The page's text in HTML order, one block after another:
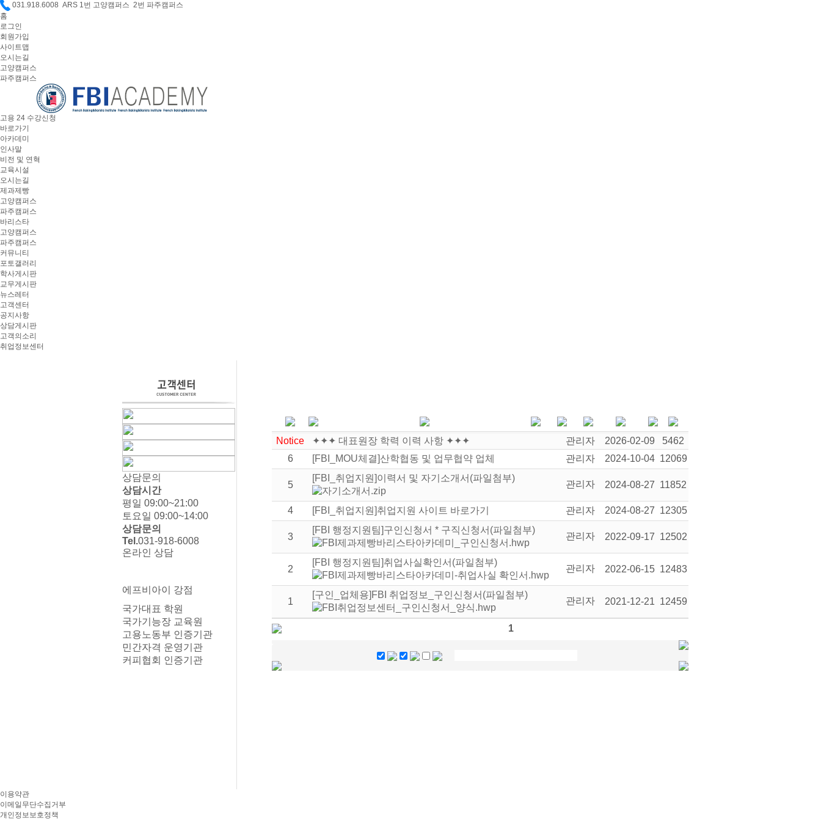
031.918.6008 ARS 1번 고양캠퍼스 2번 파주캠퍼스
홈
로그인
회원가입
사이트맵
오시는길
고양캠퍼스
파주캠퍼스
고용 24 수강신청
바로가기
아카데미
인사말
비전 및 연혁
교육시설
오시는길
제과제빵
고양캠퍼스
파주캠퍼스
바리스타
고양캠퍼스
파주캠퍼스
커뮤니티
포토갤러리
학사게시판
교무게시판
뉴스레터
고객센터
공지사항
상담게시판
고객의소리
취업정보센터
상담문의
상담시간
평일 09:00~21:00
토요일 09:00~14:00
상담문의
Tel.031-918-6008
온라인 상담
에프비아이 강점
국가대표 학원
국가기능장 교육원
고용노동부 인증기관
민간자격 운영기관
커피협회 인증기관
Notice ✦✦✦ 대표원장 학력 이력 사항 ✦✦✦ 관리자 2026-02-09
5462
6
[FBI_MOU체결]산학협동 및 업무협약 업체 관리자 2024-10-04 12069
5
[FBI_취업지원]이력서 및 자기소개서(파일첨부)️
관리자 2024-08-27 11852
4 [FBI_취업지원]취업지원 사이트 바로가기 관리자 2024-08-27 12305
3
[FBI 행정지원팀]구인신청서 * 구직신청서(파일첨부)
관리자 2022-09-17 12502
2
[FBI 행정지원팀]취업사실확인서(파일첨부)
관리자 2022-06-15 12483
1
[구인_업체용]FBI 취업정보_구인신청서(파일첨부)
관리자 2021-12-21 12459
1
이용약관
이메일무단수집거부
개인정보보호정책